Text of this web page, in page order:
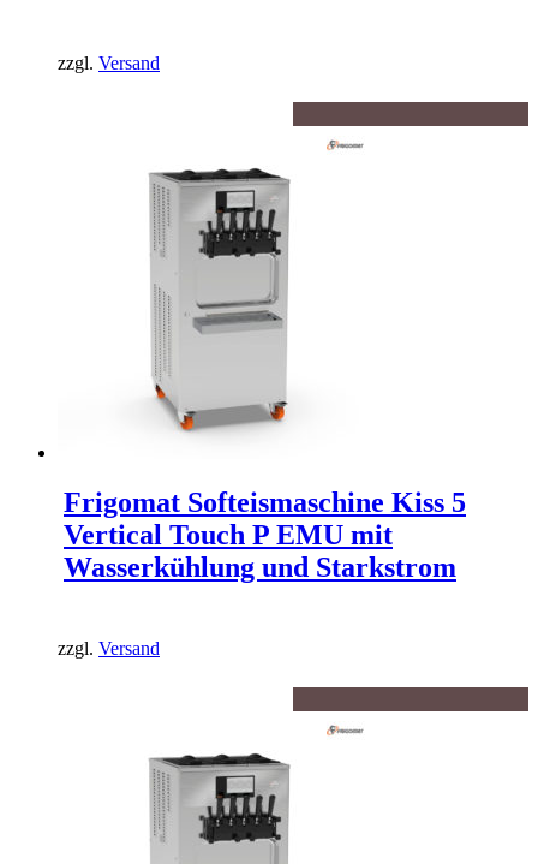
zzgl. Versand
Frigomat Softeismaschine Kiss 5
Vertical Touch P EMU mit
Wasserkühlung und Starkstrom
zzgl. Versand